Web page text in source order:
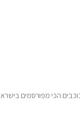
הכי מפורסמים